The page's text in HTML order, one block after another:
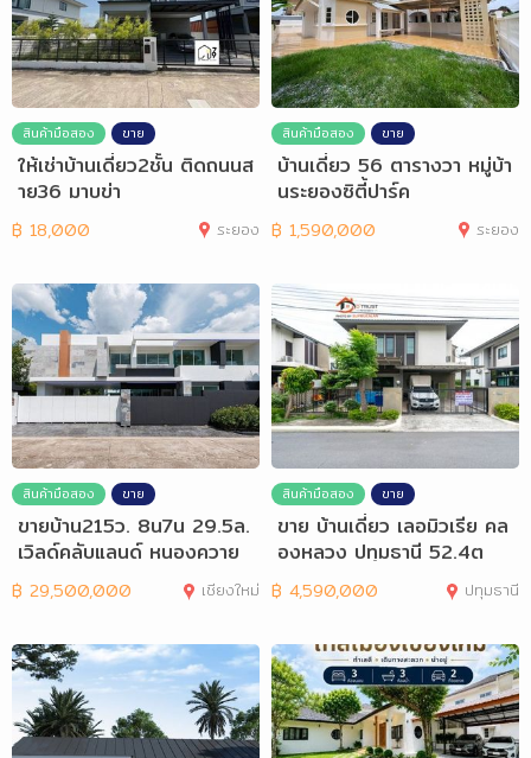
สินค้ามือสอง ขาย
ให้เช่าบ้านเดี่ยว2ชั้น ติดถนนส
าย36 มาบข่า
฿ 18,000 ระยอง
สินค้ามือสอง ขาย
บ้านเดี่ยว 56 ตารางวา หมู่บ้า
นระยองซิตี้ปาร์ค
฿ 1,590,000 ระยอง
สินค้ามือสอง ขาย
ขายบ้าน215ว. 8น7น 29.5ล.
เวิลด์คลับแลนด์ หนองควาย
หางดง
฿ 29,500,000 เชียงใหม่
สินค้ามือสอง ขาย
ขาย บ้านเดี่ยว เลอมิวเรีย คล
องหลวง ปทุมธานี 52.4ต
ร.ว.
฿ 4,590,000 ปทุมธานี